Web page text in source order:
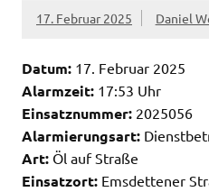
17. Februar 2025 Daniel
Datum: 17. Februar 2025
Alarmzeit: 17:53 Uhr
Einsatznummer: 2025056
Alarmierungsart:
Art: Öl auf Straße
Einsatzort: Emsdettener